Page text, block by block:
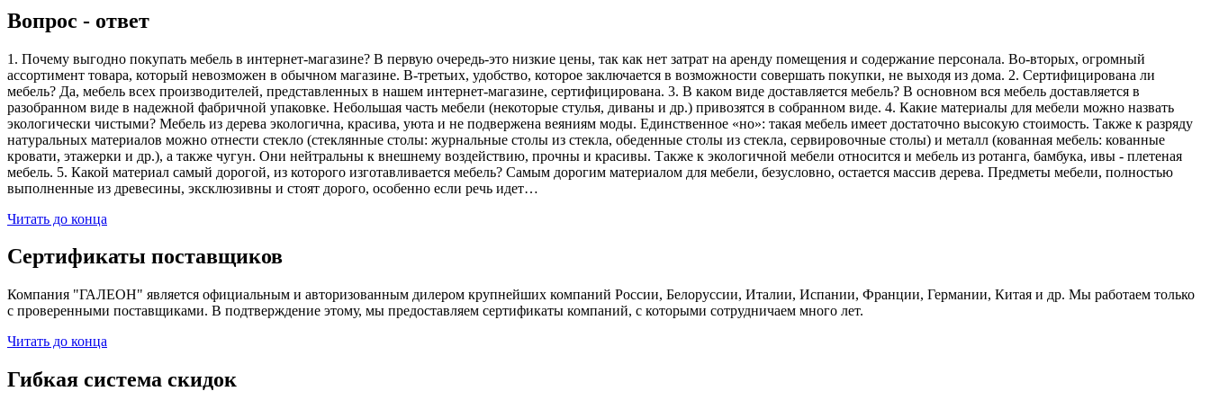
Вопрос - ответ
1. Почему выгодно покупать мебель в интернет-магазине? В первую очередь-это низкие цены, так как нет затрат на аренду помещения и содержание персонала. Во-вторых, огромный
ассортимент товара, который невозможен в обычном магазине. В-третьих, удобство, которое заключается в возможности совершать покупки, не выходя из дома. 2. Сертифицирована ли
мебель? Да, мебель всех производителей, представленных в нашем интернет-магазине, сертифицирована. 3. В каком виде доставляется мебель? В основном вся мебель доставляется в
разобранном виде в надежной фабричной упаковке. Небольшая часть мебели (некоторые стулья, диваны и др.) привозятся в собранном виде. 4. Какие материалы для мебели можно назвать
экологически чистыми? Мебель из дерева экологична, красива, уюта и не подвержена веяниям моды. Единственное «но»: такая мебель имеет достаточно высокую стоимость. Также к разряду
натуральных материалов можно отнести стекло (стеклянные столы: журнальные столы из стекла, обеденные столы из стекла, сервировочные столы) и металл (кованная мебель: кованные
кровати, этажерки и др.), а также чугун. Они нейтральны к внешнему воздействию, прочны и красивы. Также к экологичной мебели относится и мебель из ротанга, бамбука, ивы - плетеная
мебель. 5. Какой материал самый дорогой, из которого изготавливается мебель? Самым дорогим материалом для мебели, безусловно, остается массив дерева. Предметы мебели, полностью
выполненные из древесины, эксклюзивны и стоят дорого, особенно если речь идет…
Читать до конца
Сертификаты поставщиков
Компания "ГАЛЕОН" является официальным и авторизованным дилером крупнейших компаний России, Белоруссии, Италии, Испании, Франции, Германии, Китая и др. Мы работаем только
с проверенными поставщиками. В подтверждение этому, мы предоставляем сертификаты компаний, с которыми сотрудничаем много лет.
Читать до конца
Гибкая система скидок